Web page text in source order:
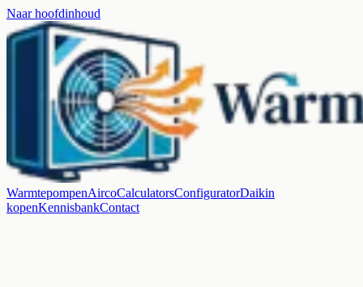
Naar hoofdinhoud
WarmtepompenAircoCalculatorsConfiguratorDaikin
kopenKennisbankContact